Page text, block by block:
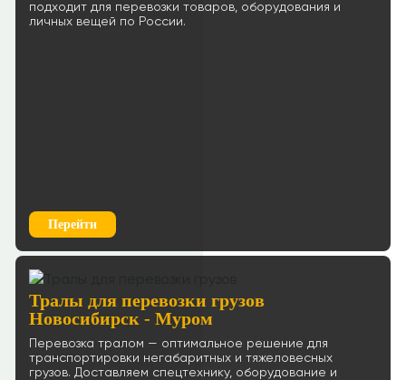
подходит для перевозки товаров, оборудования и
личных вещей по России.
Перейти
Тралы для перевозки грузов
Новосибирск - Муром
Перевозка тралом — оптимальное решение для
транспортировки негабаритных и тяжеловесных
грузов. Доставляем спецтехнику, оборудование и